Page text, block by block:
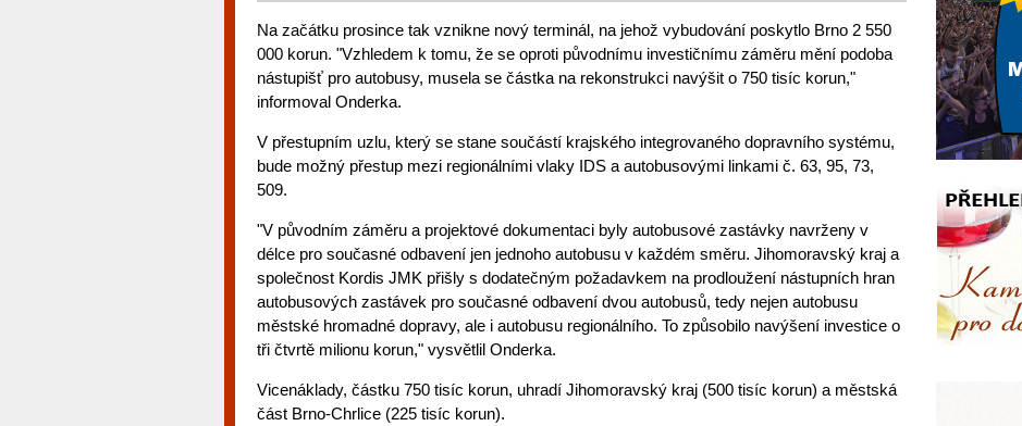
Na začátku prosince tak vznikne nový terminál, na jehož vybudování poskytlo Brno 2 550
000 korun. "Vzhledem k tomu, že se oproti původnímu investičnímu záměru mění podoba
nástupišť pro autobusy, musela se částka na rekonstrukci navýšit o 750 tisíc korun,"
informoval Onderka.
V přestupním uzlu, který se stane součástí krajského integrovaného dopravního systému,
bude možný přestup mezi regionálními vlaky IDS a autobusovými linkami č. 63, 95, 73,
509.
"V původním záměru a projektové dokumentaci byly autobusové zastávky navrženy v
délce pro současné odbavení jen jednoho autobusu v každém směru. Jihomoravský kraj a
společnost Kordis JMK přišly s dodatečným požadavkem na prodloužení nástupních hran
autobusových zastávek pro současné odbavení dvou autobusů, tedy nejen autobusu
městské hromadné dopravy, ale i autobusu regionálního. To způsobilo navýšení investice o
tři čtvrtě milionu korun," vysvětlil Onderka.
Vicenáklady, částku 750 tisíc korun, uhradí Jihomoravský kraj (500 tisíc korun) a městská
část Brno-Chrlice (225 tisíc korun).